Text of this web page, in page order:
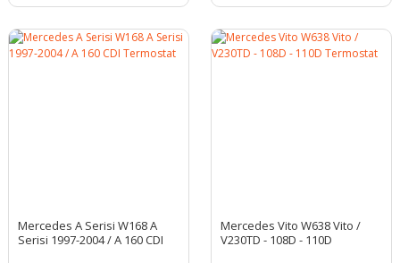
Mercedes A Serisi W168 A
Serisi 1997-2004 / A 160 CDI
Mercedes Vito W638 Vito /
V230TD - 108D - 110D